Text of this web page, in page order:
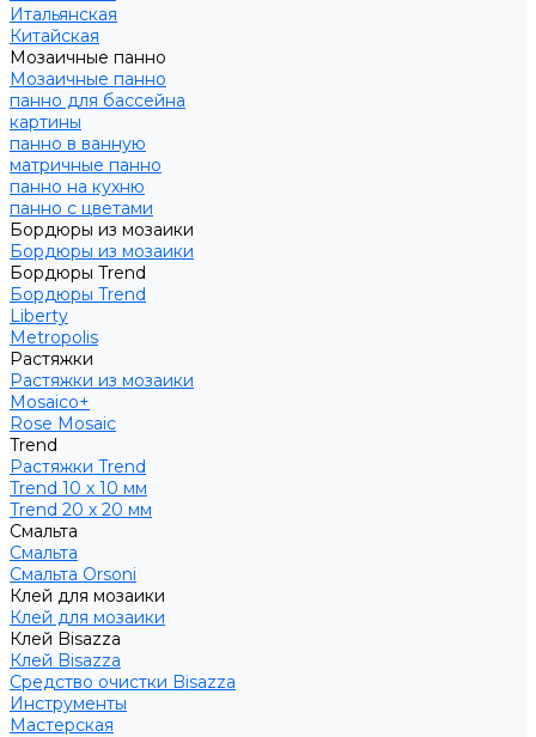
Итальянская
Китайская
Мозаичные панно
Мозаичные панно
панно для бассейна
картины
панно в ванную
матричные панно
панно на кухню
панно с цветами
Бордюры из мозаики
Бордюры из мозаики
Бордюры Trend
Бордюры Trend
Liberty
Metropolis
Растяжки
Растяжки из мозаики
Mosaico+
Rose Mosaic
Trend
Растяжки Trend
Trend 10 х 10 мм
Trend 20 х 20 мм
Смальта
Смальта
Смальта Orsoni
Клей для мозаики
Клей для мозаики
Клей Bisazza
Клей Bisazza
Средство очистки Bisazza
Инструменты
Мастерская